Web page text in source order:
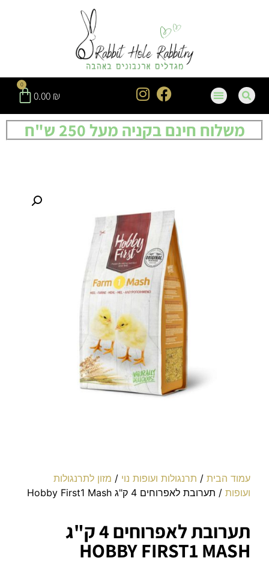
0.00 ₪
0
משלוח חינם בקניה מעל 250 ש"ח
עמוד הבית / תרנגולות ועופות נוי / מזון לתרנגולות
ועופות / תערובת לאפרוחים 4 ק"ג Hobby First1 Mash
תערובת לאפרוחים 4 ק"ג
HOBBY FIRST1 MASH